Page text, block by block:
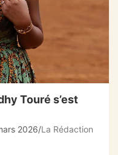
Touré s’est
2026 La Rédaction